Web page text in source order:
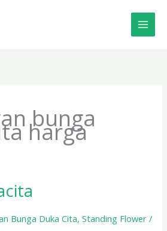
bunga
harga
Bunga Duka Cita,Standing Flower /